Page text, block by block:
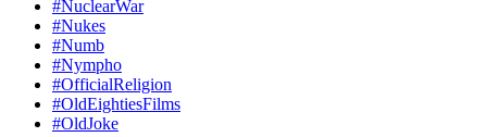
#NuclearWar
#Nukes
#Numb
#Nympho
#OfficialReligion
#OldEightiesFilms
#OldJoke